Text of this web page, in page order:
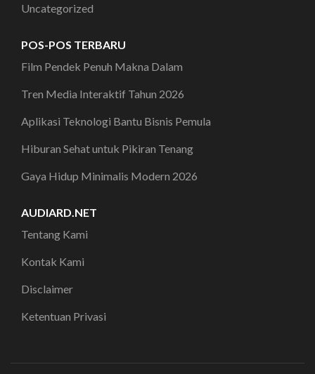
Uncategorized
POS-POS TERBARU
Film Pendek Penuh Makna Dalam
Tren Media Interaktif Tahun 2026
Aplikasi Teknologi Bantu Bisnis Pemula
Hiburan Sehat untuk Pikiran Tenang
Gaya Hidup Minimalis Modern 2026
AUDIARD.NET
Tentang Kami
Kontak Kami
Disclaimer
Ketentuan Privasi